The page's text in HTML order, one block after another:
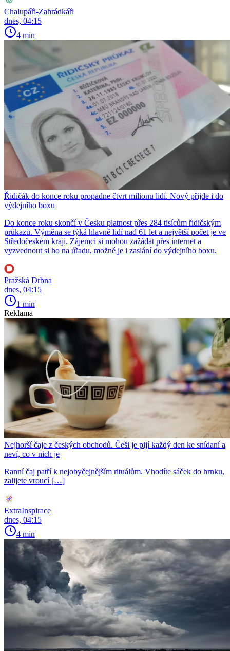
Chalupáři-Zahrádkáři
dnes, 04:15
4 min
Řidičák do konce roku propadne čtvrt milionu lidí. Nový přijde i do
výdejního boxu
Do konce roku skončí v Česku platnost přes 284 tisícům řidičským
průkazů. Výměna se týká hlavně lidí nad 61 let a největší počet je ve
Středočeském kraji. Zájemci si mohou zažádat přes internet a
vyzvednout si ho na úřadu, možné je i zaslání do výdejního boxu.
Pražská Drbna
dnes, 04:15
1 min
Reklama
Nejhorší čaje z českých obchodů. Češi je pijí každý den ke snídaní a
neví, co v nich je
Ranní čaj patří k nejobyčejnějším rituálům. Vhodíte sáček do hrnku,
zalijete vroucí […]
ExtraInspirace
dnes, 04:15
4 min